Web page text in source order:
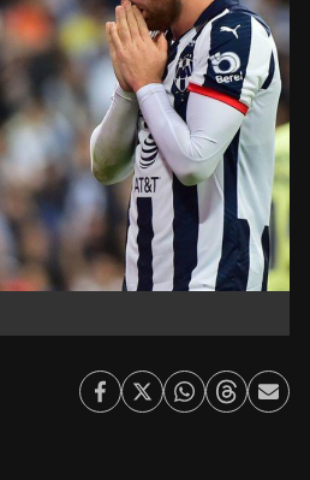
Facebook
TwitterWhatsapp
ThreadsEnviar